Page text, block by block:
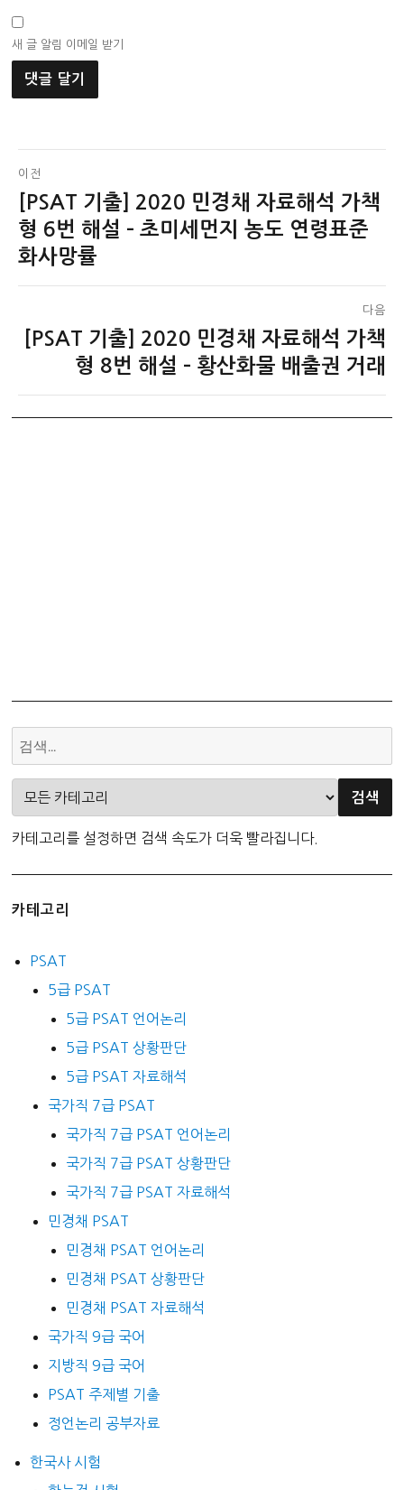
새 글 알림 이메일 받기
글
탐
색
이전
이
전
글:
[PSAT 기출] 2020 민경채 자료해석 가책
형 6번 해설 – 초미세먼지 농도 연령표준
화사망률
다음
[PSAT 기출] 2020 민경채 자료해석 가책
형 8번 해설 – 황산화물 배출권 거래
카테고리를 설정하면 검색 속도가 더욱 빨라집니다.
카테고리
PSAT
5급 PSAT
5급 PSAT 언어논리
5급 PSAT 상황판단
5급 PSAT 자료해석
국가직 7급 PSAT
국가직 7급 PSAT 언어논리
국가직 7급 PSAT 상황판단
국가직 7급 PSAT 자료해석
민경채 PSAT
민경채 PSAT 언어논리
민경채 PSAT 상황판단
민경채 PSAT 자료해석
국가직 9급 국어
지방직 9급 국어
PSAT 주제별 기출
정언논리 공부자료
한국사 시험